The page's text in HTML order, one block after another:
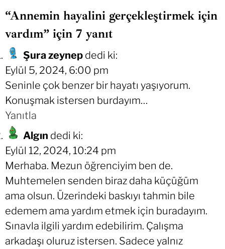
“Annemin hayalini gerçekleştirmek için
vardım” için 7 yanıt
Şura zeynep dedi ki:
Eylül 5, 2024, 6:00 pm
Seninle çok benzer bir hayatı yaşıyorum.
Konuşmak istersen burdayım…
Yanıtla
Algın dedi ki:
Eylül 12, 2024, 10:24 pm
Merhaba. Mezun öğrenciyim ben de.
Muhtemelen senden biraz daha küçüğüm
ama olsun. Üzerindeki baskıyı tahmin bile
edemem ama yardım etmek için buradayım.
Sınavla ilgili yardım edebilirim. Çalışma
arkadaşı oluruz istersen. Sadece yalnız